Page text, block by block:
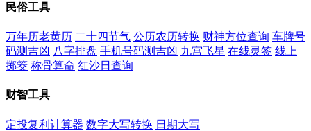
民俗工具
万年历老黄历 二十四节气 公历农历转换 财神方位查询 车牌号
码测吉凶 八字排盘 手机号码测吉凶 九宫飞星 在线灵签 线上
掷筊 称骨算命 红沙日查询
财智工具
定投复利计算器 数字大写转换 日期大写